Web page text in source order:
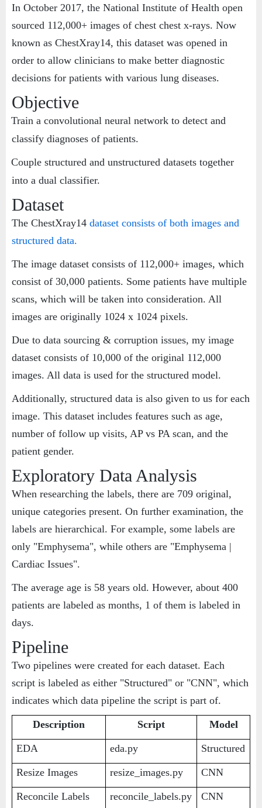
In October 2017, the National Institute of Health open
sourced 112,000+ images of chest chest x-rays. Now
known as ChestXray14, this dataset was opened in
order to allow clinicians to make better diagnostic
decisions for patients with various lung diseases.
Objective
Train a convolutional neural network to detect and
classify diagnoses of patients.
Couple structured and unstructured datasets together
into a dual classifier.
Dataset
The ChestXray14 dataset consists of both images and
structured data.
The image dataset consists of 112,000+ images, which
consist of 30,000 patients. Some patients have multiple
scans, which will be taken into consideration. All
images are originally 1024 x 1024 pixels.
Due to data sourcing & corruption issues, my image
dataset consists of 10,000 of the original 112,000
images. All data is used for the structured model.
Additionally, structured data is also given to us for each
image. This dataset includes features such as age,
number of follow up visits, AP vs PA scan, and the
patient gender.
Exploratory Data Analysis
When researching the labels, there are 709 original,
unique categories present. On further examination, the
labels are hierarchical. For example, some labels are
only "Emphysema", while others are "Emphysema |
Cardiac Issues".
The average age is 58 years old. However, about 400
patients are labeled as months, 1 of them is labeled in
days.
Pipeline
Two pipelines were created for each dataset. Each
script is labeled as either "Structured" or "CNN", which
indicates which data pipeline the script is part of.
Description Script Model
EDA eda.py Structured
Resize Images resize_images.py CNN
Reconcile Labels reconcile_labels.py CNN